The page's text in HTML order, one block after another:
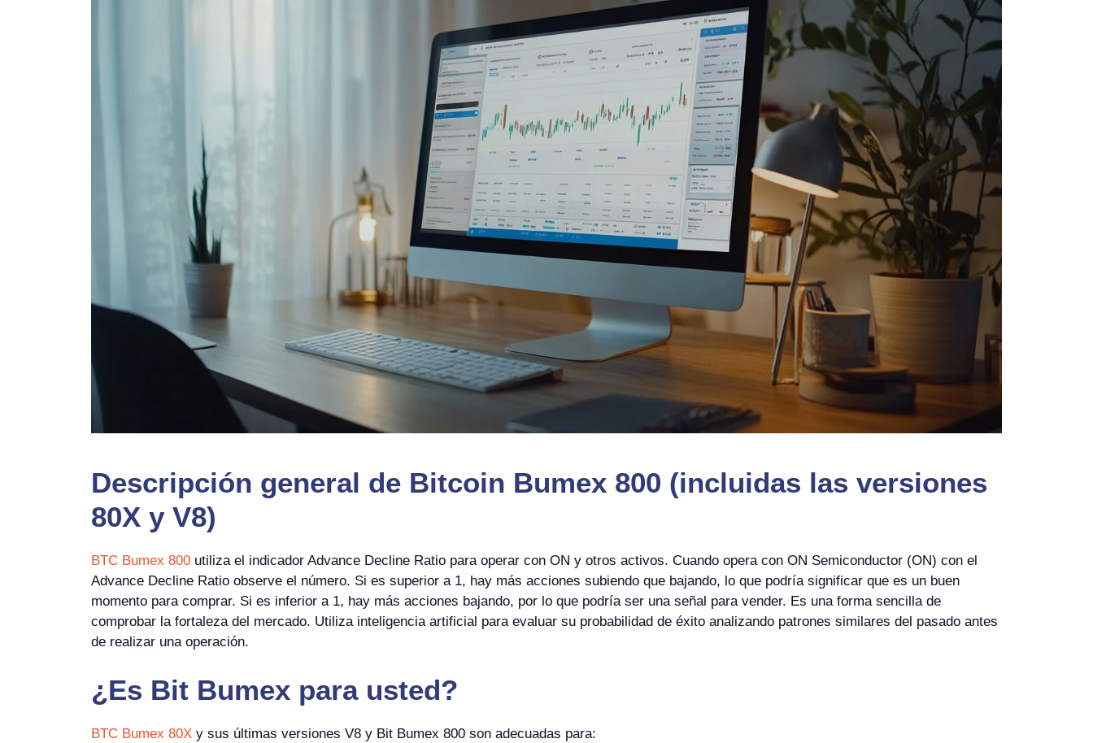
Descripción general de Bitcoin Bumex 800 (incluidas las versiones
80X y V8)
BTC Bumex 800 utiliza el indicador Advance Decline Ratio para operar con ON y otros activos. Cuando opera con ON Semiconductor (ON) con el
Advance Decline Ratio observe el número. Si es superior a 1, hay más acciones subiendo que bajando, lo que podría significar que es un buen
momento para comprar. Si es inferior a 1, hay más acciones bajando, por lo que podría ser una señal para vender. Es una forma sencilla de
comprobar la fortaleza del mercado. Utiliza inteligencia artificial para evaluar su probabilidad de éxito analizando patrones similares del pasado antes
de realizar una operación.
¿Es Bit Bumex para usted?
BTC Bumex 80X y sus últimas versiones V8 y Bit Bumex 800 son adecuadas para: